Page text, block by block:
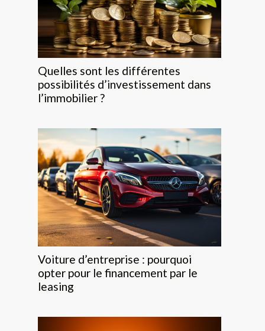
Quelles sont les différentes
possibilités d’investissement dans
l’immobilier ?
Voiture d’entreprise : pourquoi
opter pour le financement par le
leasing